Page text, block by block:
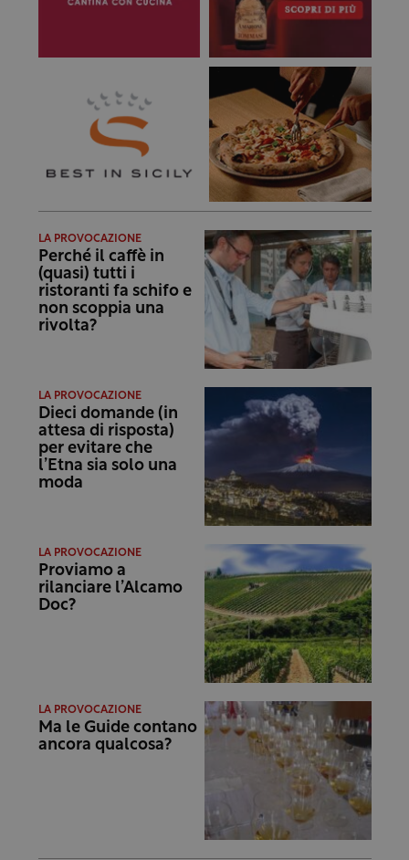
LA PROVOCAZIONE
Perché il caffè in
(quasi) tutti i
ristoranti fa schifo e
non scoppia una
rivolta?
LA PROVOCAZIONE
Dieci domande (in
attesa di risposta)
per evitare che
l’Etna sia solo una
moda
LA PROVOCAZIONE
Proviamo a
rilanciare l’Alcamo
Doc?
LA PROVOCAZIONE
Ma le Guide contano
ancora qualcosa?